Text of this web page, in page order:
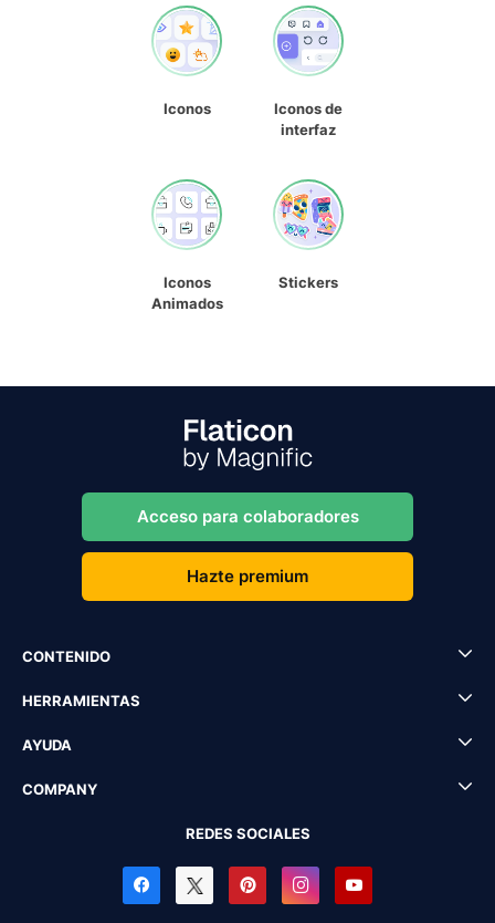
Iconos
Iconos de
interfaz
Iconos
Animados
Stickers
Acceso para colaboradores
Hazte premium
CONTENIDO
HERRAMIENTAS
AYUDA
COMPANY
REDES SOCIALES